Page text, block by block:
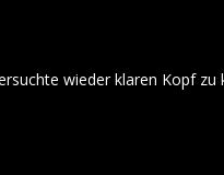
wieder klaren Kopf